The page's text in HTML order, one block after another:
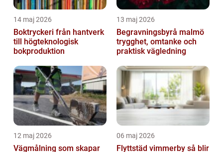
14 maj 2026
Boktryckeri från hantverk
till högteknologisk
bokproduktion
13 maj 2026
Begravningsbyrå malmö
trygghet, omtanke och
praktisk vägledning
12 maj 2026
Vägmålning som skapar
06 maj 2026
Flyttstäd vimmerby så blir